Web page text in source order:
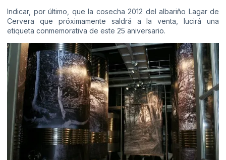
Indicar, por último, que la cosecha 2012 del albariño Lagar de
Cervera que próximamente saldrá a la venta, lucirá una
etiqueta conmemorativa de este 25 aniversario.